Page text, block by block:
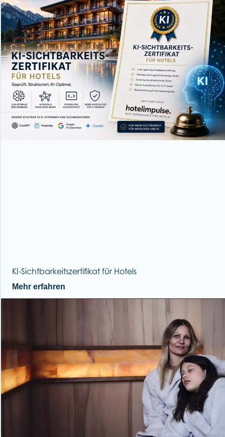
KI-Sichtbarkeitszertifikat für Hotels
Mehr erfahren